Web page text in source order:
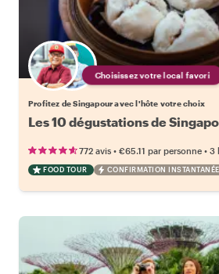
Choisissez votre local favori
Profitez de Singapour avec l'hôte votre choix
Les 10 dégustations de
772 avis • €65.11 par personne • 3
FOOD TOUR CONFIRMATION INSTANTANÉE